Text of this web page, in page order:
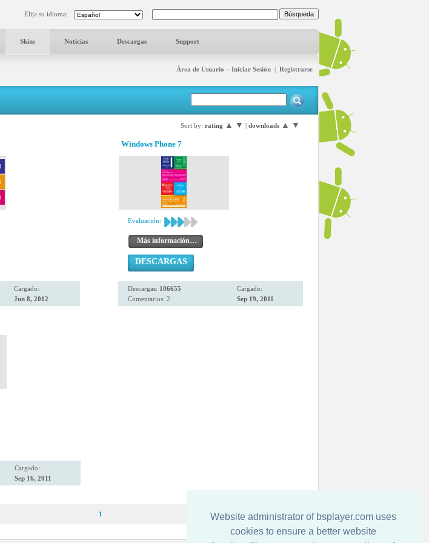
Website administrator of bsplayer.com uses
cookies to ensure a better website
Elija su idioma:
Skins Noticias Descargas Support
Área de Usuario – Iniciar Sesión | Registrarse
Sort by: rating ▲ ▼ | downloads ▲ ▼
Cargado:
Jun 8, 2012
Windows Phone 7
Evaluación:
Más información…
DESCARGAS
Descargas: 106655
Comentarios: 2
Cargado:
Sep 19, 2011
Cargado:
Sep 16, 2011
1